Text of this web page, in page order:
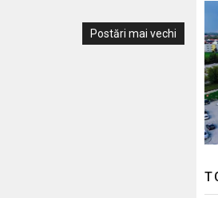
Postări mai vechi